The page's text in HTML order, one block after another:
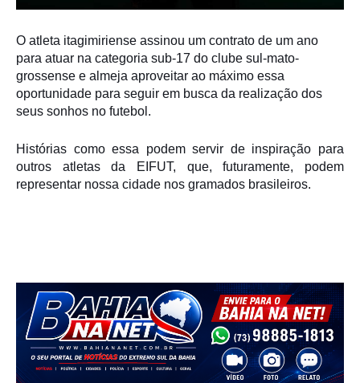
O atleta itagimiriense assinou um contrato de um ano
para atuar na categoria sub-17 do clube sul-mato-
grossense e almeja aproveitar ao máximo essa
oportunidade para seguir em busca da realização dos
seus sonhos no futebol.
Histórias como essa podem servir de inspiração para
outros atletas da EIFUT, que, futuramente, podem
representar nossa cidade nos gramados brasileiros.